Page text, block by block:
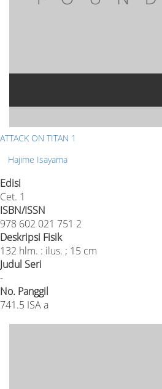
ATTACK ON TITAN 1
Hajime Isayama
Edisi
Cet. 1
ISBN/ISSN
978 602 021 751 2
Deskripsi Fisik
132 hlm. : ilus. ; 15 cm
Judul Seri
-
No. Panggil
741.5 ISA a